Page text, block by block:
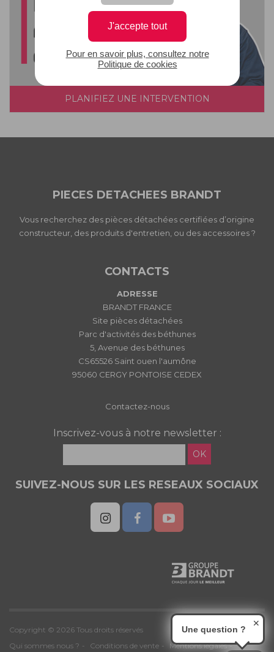
J'accepte tout
Pour en savoir plus, consultez notre
Politique de cookies
PLANIFIEZ UNE INTERVENTION
PIECES DETACHEES BRANDT
Vous recherchez des pièces détachées certifiées d’origine
constructeur, des produits d'entretien, ou des accessoires ?
CONTACTS
ADRESSE
BRANDT FRANCE
Site pièces détachées
Parc d'activités des béthunes
5, Avenue des béthunes
CS65526 Saint ouen l'aumône
95060 CERGY PONTOISE CEDEX
Contactez-nous
Inscrivez-vous à notre newsletter :
OK
SUIVEZ-NOUS SUR LES RESEAUX SOCIAUX
Copyright © 2026 Tous droits réservés
Qui sommes nous ?
Conditions de vente
Mentions légales
Une question ?
✕